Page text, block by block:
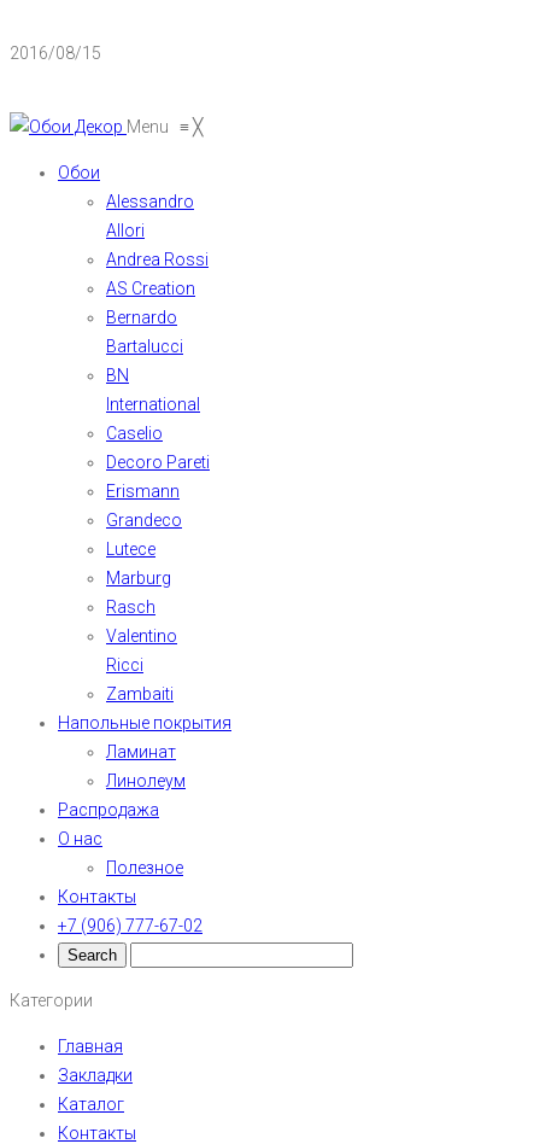
2016/08/15
Menu ≡╳
Обои
Alessandro
Allori
Andrea Rossi
AS Creation
Bernardo
Bartalucci
BN
International
Caselio
Decoro Pareti
Erismann
Grandeco
Lutece
Marburg
Rasch
Valentino
Ricci
Zambaiti
Напольные покрытия
Ламинат
Линолеум
Распродажа
О нас
Полезное
Контакты
+7 (906) 777-67-02
Категории
Главная
Закладки
Каталог
Контакты